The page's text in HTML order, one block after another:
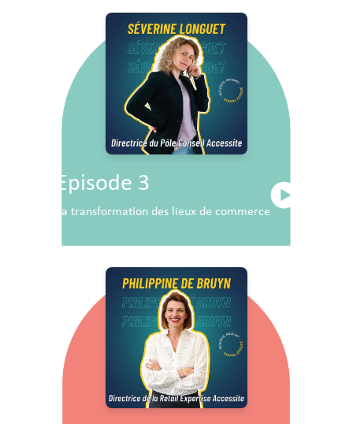
Episode 3
La transformation des lieux de commerce